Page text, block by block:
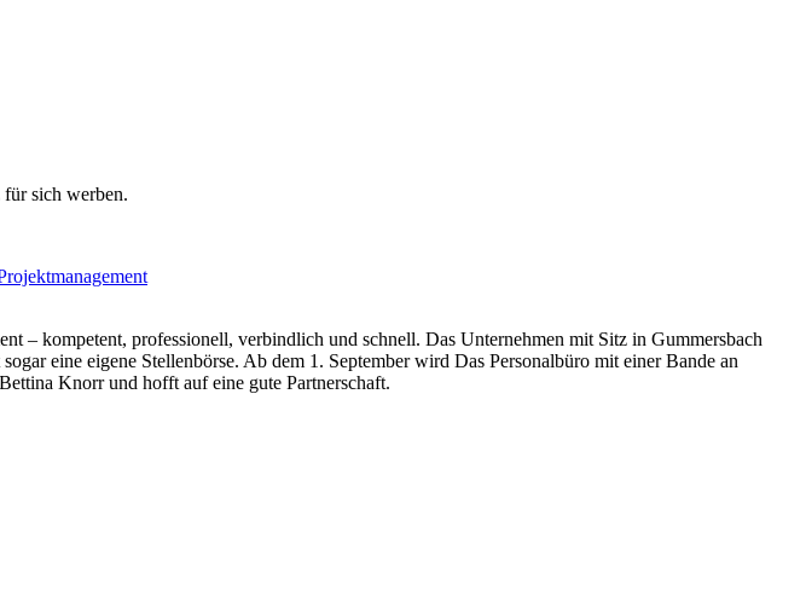
für sich werben.
– kompetent, professionell, verbindlich und schnell. Das Unternehmen mit Sitz in Gummersbach
eine eigene Stellenbörse. Ab dem 1. September wird Das Personalbüro mit einer Bande an
Knorr und hofft auf eine gute Partnerschaft.